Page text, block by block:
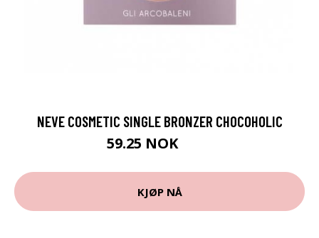
NEVE COSMETIC SINGLE BRONZER CHOCOHOLIC
59.25 NOK
KJØP NÅ